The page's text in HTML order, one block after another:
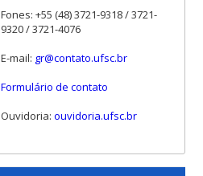
Fones: +55 (48) 3721-9318 / 3721-
9320 / 3721-4076
E-mail: gr@contato.ufsc.br
Formulário de contato
Ouvidoria: ouvidoria.ufsc.br